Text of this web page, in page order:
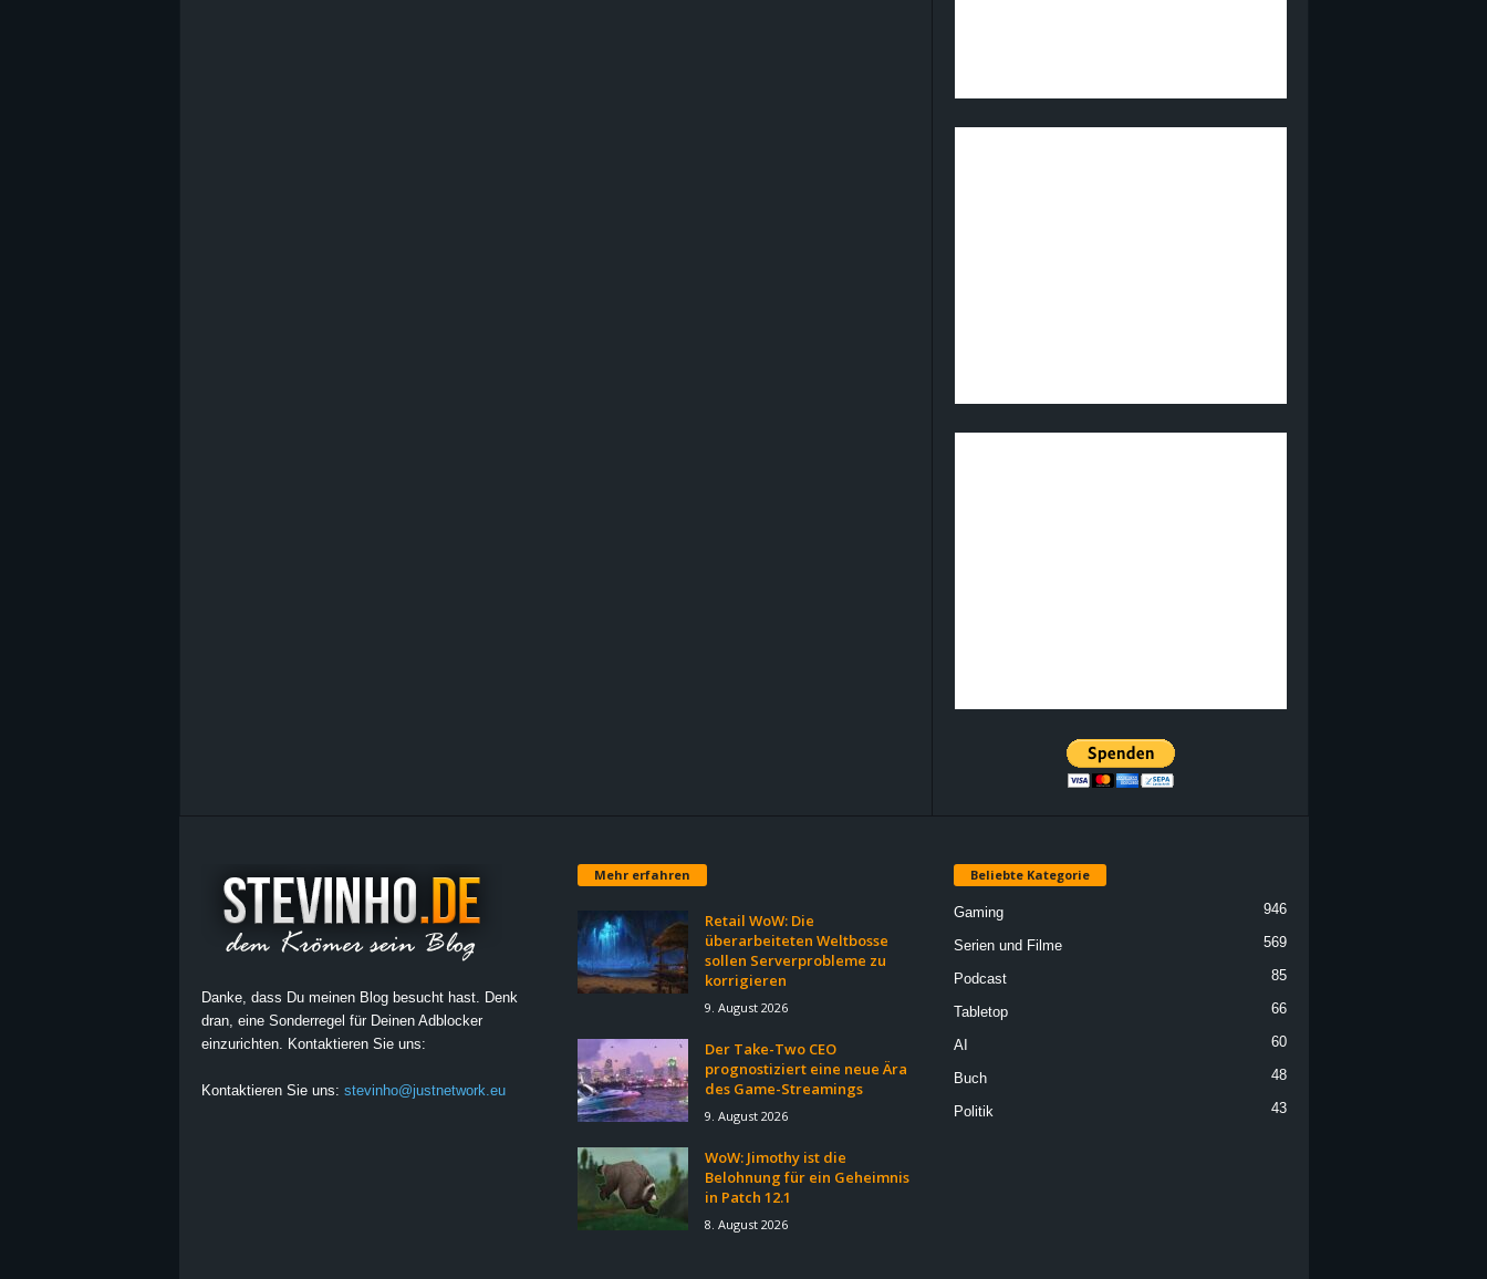
Danke, dass Du meinen Blog besucht hast. Denk
dran, eine Sonderregel für Deinen Adblocker
einzurichten. Kontaktieren Sie uns:
Kontaktieren Sie uns: stevinho@justnetwork.eu
Mehr erfahren
Retail WoW: Die
überarbeiteten Weltbosse
sollen Serverprobleme zu
korrigieren
9. August 2026
Der Take-Two CEO
prognostiziert eine neue Ära
des Game-Streamings
9. August 2026
WoW: Jimothy ist die
Belohnung für ein Geheimnis
in Patch 12.1
8. August 2026
Beliebte Kategorie
Gaming 946
Serien und Filme 569
Podcast 85
Tabletop 66
AI 60
Buch 48
Politik 43